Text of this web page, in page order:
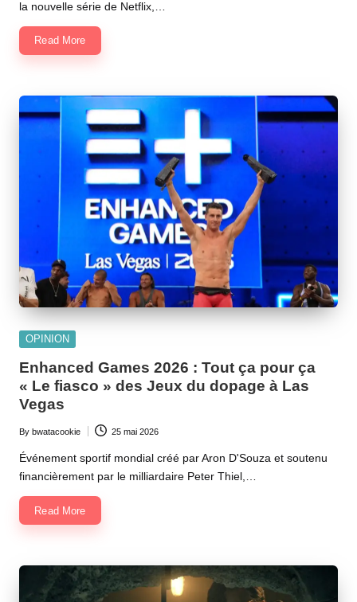
la nouvelle série de Netflix,…
Read More
Posted
OPINION
Enhanced Games 2026 : Tout ça pour ça
« Le fiasco » des Jeux du dopage à Las
Vegas
Posted
by
By bwatacookie 25 mai 2026
Événement sportif mondial créé par Aron D'Souza et soutenu
financièrement par le milliardaire Peter Thiel,…
Read More